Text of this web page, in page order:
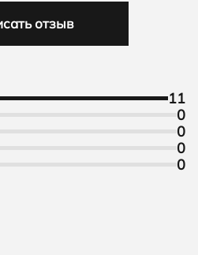
отзыв
11
0
0
0
0